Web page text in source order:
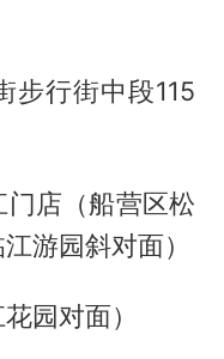
步行街中段115
店（船营区松
游园斜对面）
园对面）